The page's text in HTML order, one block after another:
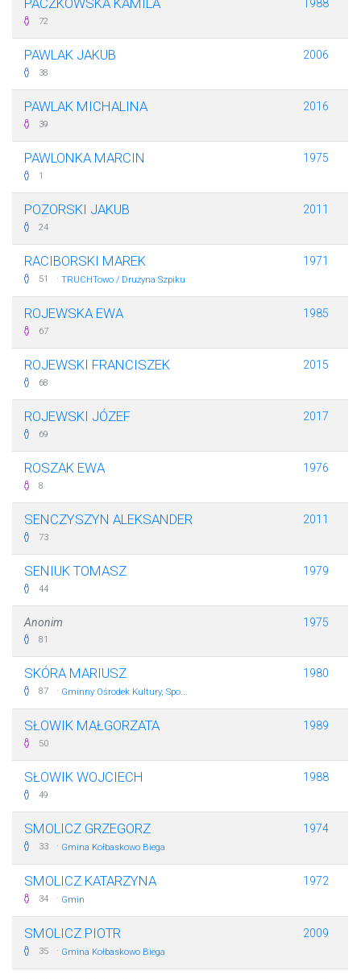
PACZKOWSKA KAMILA
72
1988
PAWLAK JAKUB
38
2006
PAWLAK MICHALINA
39
2016
PAWLONKA MARCIN
1
1975
POZORSKI JAKUB
24
2011
RACIBORSKI MAREK
51 · TRUCHTowo / Drużyna Szpiku
1971
ROJEWSKA EWA
67
1985
ROJEWSKI FRANCISZEK
68
2015
ROJEWSKI JÓZEF
69
2017
ROSZAK EWA
8
1976
SENCZYSZYN ALEKSANDER
73
2011
SENIUK TOMASZ
44
1979
Anonim
81
1975
SKÓRA MARIUSZ
87 · Gminny Ośrodek Kultury, Spo...
1980
SŁOWIK MAŁGORZATA
50
1989
SŁOWIK WOJCIECH
49
1988
SMOLICZ GRZEGORZ
33 · Gmina Kołbaskowo Biega
1974
SMOLICZ KATARZYNA
34 · Gmin
1972
SMOLICZ PIOTR
35 · Gmina Kołbaskowo Biega
2009